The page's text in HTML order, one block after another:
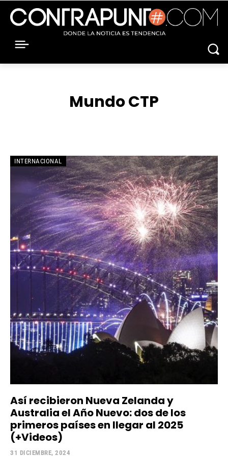
Mundo CTP
INTERNACIONAL
Así recibieron Nueva Zelanda y
Australia el Año Nuevo: dos de los
primeros países en llegar al 2025
(+Videos)
31 DICIEMBRE, 2024